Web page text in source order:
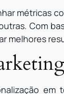
métricas
Com
melhores
em